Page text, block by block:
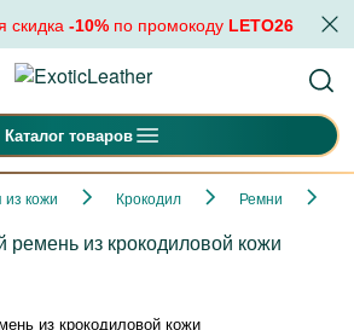
скидка -10%по промокоду LETO26
Каталог товаров
кожи Крокодил Ремни